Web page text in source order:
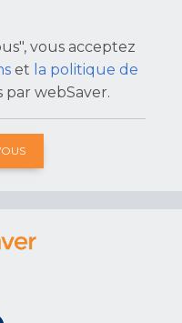
vous acceptez
et la politique de
par webSaver.